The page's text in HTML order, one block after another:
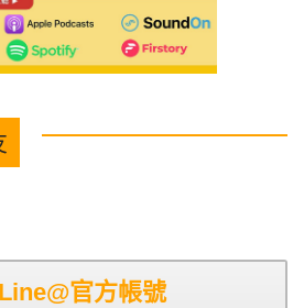
官方帳號